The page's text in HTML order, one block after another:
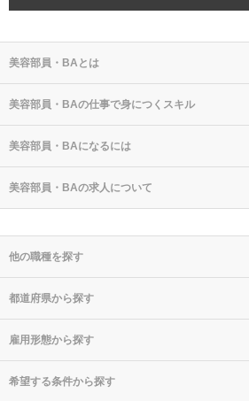
美容部員・BAとは
美容部員・BAの仕事で身につくスキル
美容部員・BAになるには
美容部員・BAの求人について
他の職種を探す
都道府県から探す
雇用形態から探す
希望する条件から探す